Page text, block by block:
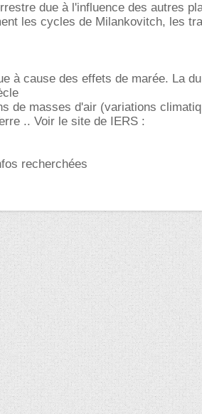
due à l'influence des autres
les cycles de Milankovitch, les
à cause des effets de marée. La
de masses d'air (variations
.. Voir le site de IERS :
recherchées